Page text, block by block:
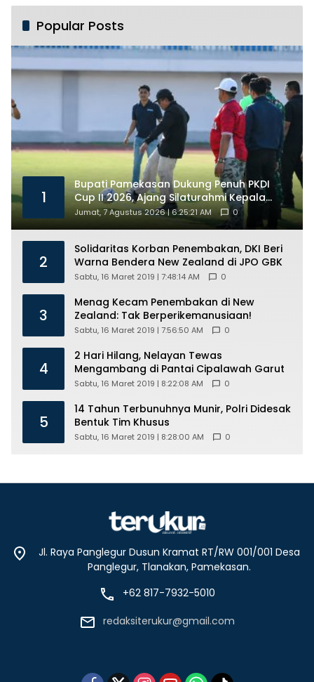
Beasiswa
Popular Posts
1
Bupati Pamekasan Dukung Penuh PKDI
Cup II 2026, Ajang Silaturahmi Kepala
Desa Se-Madura
Jumat, 7 Agustus 2026 | 6:25:21 AM 0
2
Solidaritas Korban Penembakan, DKI Beri
Warna Bendera New Zealand di JPO GBK
Sabtu, 16 Maret 2019 | 7:48:14 AM 0
3
Menag Kecam Penembakan di New
Zealand: Tak Berperikemanusiaan!
Sabtu, 16 Maret 2019 | 7:56:50 AM 0
4
2 Hari Hilang, Nelayan Tewas
Mengambang di Pantai Cipalawah Garut
Sabtu, 16 Maret 2019 | 8:22:08 AM 0
5
14 Tahun Terbunuhnya Munir, Polri Didesak
Bentuk Tim Khusus
Sabtu, 16 Maret 2019 | 8:28:00 AM 0
Jl. Raya Panglegur Dusun Kramat RT/RW 001/001 Desa
Panglegur, Tlanakan, Pamekasan.
+62 817-7932-5010
redaksiterukur@gmail.com